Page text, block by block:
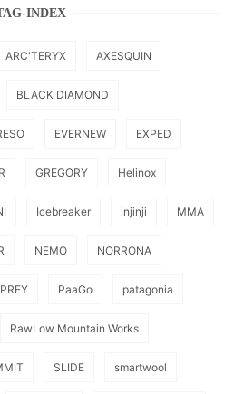
INDEX
ARC'TERYX AXESQUIN
BLACK DIAMOND
EVERNEW EXPED
GREGORY Helinox
Icebreaker injinji MMA
NEMO NORRONA
PaaGo patagonia
RawLow Mountain Works
SLIDE smartwool